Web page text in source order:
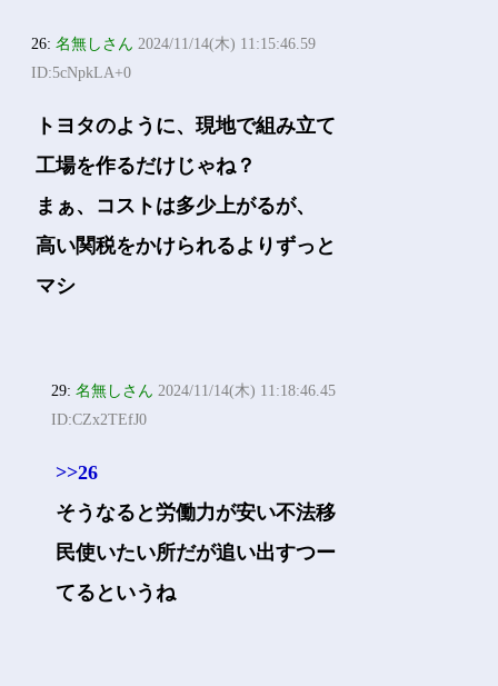
26:名無しさん 2024/11/14(木) 11:15:46.59
ID:5cNpkLA+0
トヨタのように、現地で組み立て
工場を作るだけじゃね？
まぁ、コストは多少上がるが、
高い関税をかけられるよりずっと
マシ
29:名無しさん 2024/11/14(木) 11:18:46.45
ID:CZx2TEfJ0
>>26
そうなると労働力が安い不法移
民使いたい所だが追い出すつー
てるというね